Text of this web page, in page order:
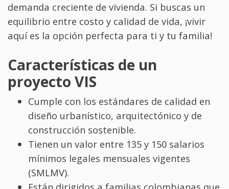
demanda creciente de vivienda. Si buscas un
equilibrio entre costo y calidad de vida, ¡vivir
aquí es la opción perfecta para ti y tu familia!
Características de un
proyecto VIS
Cumple con los estándares de calidad en
diseño urbanístico, arquitectónico y de
construcción sostenible.
Tienen un valor entre 135 y 150 salarios
mínimos legales mensuales vigentes
(SMLMV).